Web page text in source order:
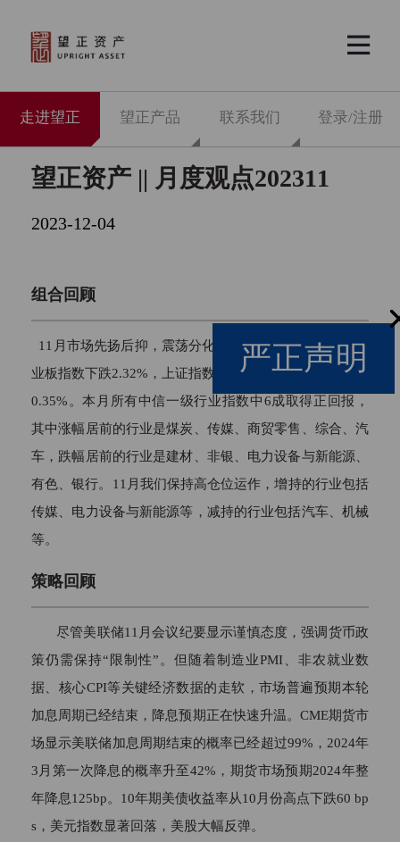

走进望正 望正产品 联系我们 登录/注册
望正资产 || 月度观点202311
2023-12-04
组合回顾
11月市场先扬后抑，震荡分化，沪深300下跌2.14%，创
业板指数下跌2.32%，上证指数上涨0.36%，万得全A上涨
0.35%。本月所有中信一级行业指数中6成取得正回报，
其中涨幅居前的行业是煤炭、传媒、商贸零售、综合、汽
车，跌幅居前的行业是建材、非银、电力设备与新能源、
有色、银行。11月我们保持高仓位运作，增持的行业包括
传媒、电力设备与新能源等，减持的行业包括汽车、机械
等。
策略回顾
尽管美联储11月会议纪要显示谨慎态度，强调货币政
策仍需保持“限制性”。但随着制造业PMI、非农就业数
据、核心CPI等关键经济数据的走软，市场普遍预期本轮
加息周期已经结束，降息预期正在快速升温。CME期货市
场显示美联储加息周期结束的概率已经超过99%，2024年
3月第一次降息的概率升至42%，期货市场预期2024年整
年降息125bp。10年期美债收益率从10月份高点下跌60 bp
s，美元指数显著回落，美股大幅反弹。
严正声明